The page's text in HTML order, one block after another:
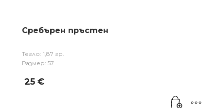
Сребърен пръстен
Тегло: 1,87 гр.
Размер: 57
25 €